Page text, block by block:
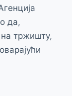
да,
тржишту,